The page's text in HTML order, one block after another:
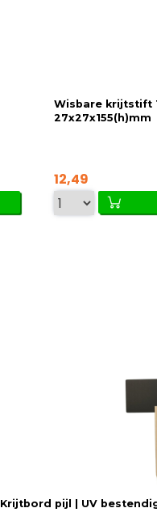
Wisbare krijtstift
27x27x155(h)mm
12,49
Krijtbord pijl | UV